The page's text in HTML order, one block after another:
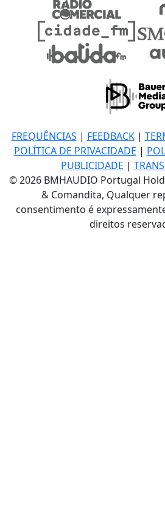
FREQUÊNCIAS | FEEDBACK|
POLÍTICA DE PRIVACIDADE |
PUBLICIDADE |
© 2026 BMHAUDIO Portugal
& Comandita, Qualquer
consentimento é
direitos